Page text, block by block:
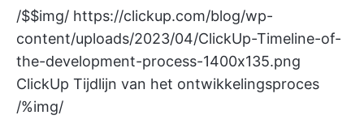
/$$img/ https://clickup.com/blog/wp-
content/uploads/2023/04/ClickUp-Timeline-of-
the-development-process-1400x135.png
ClickUp Tijdlijn van het ontwikkelingsproces
/%img/